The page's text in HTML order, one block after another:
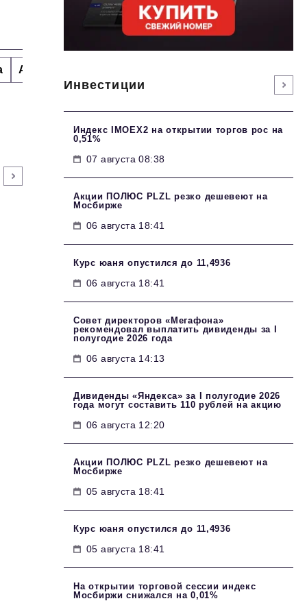
Альтернатива
Инвестиции
Индекс IMOEX2 на открытии торгов рос на
0,51%
07 августа 08:38
Акции ПОЛЮС PLZL резко дешевеют на
Мосбирже
06 августа 18:41
Курс юаня опустился до 11,4936
06 августа 18:41
Совет директоров «Мегафона»
рекомендовал выплатить дивиденды за I
полугодие 2026 года
06 августа 14:13
Дивиденды «Яндекса» за I полугодие 2026
года могут составить 110 рублей на акцию
06 августа 12:20
Акции ПОЛЮС PLZL резко дешевеют на
Мосбирже
05 августа 18:41
Курс юаня опустился до 11,4936
05 августа 18:41
На открытии торговой сессии индекс
Мосбиржи снижался на 0,01%